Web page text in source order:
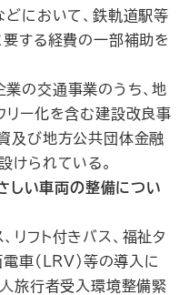
どにおいて、鉄軌道駅等
要する経費の一部補助を
業の交通事業のうち、地
リー化を含む建設改良事
及び地方公共団体金融
けられている。
い車両の整備につい
リフト付きバス、福祉タ
車（LRV）等の導入に
人旅行者受入環境整備緊